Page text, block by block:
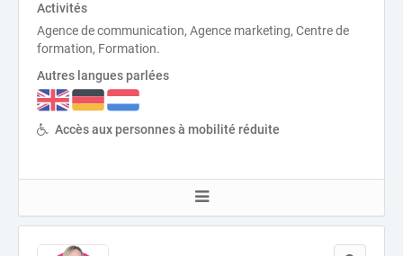
Activités
Agence de communication, Agence marketing, Centre de
formation, Formation.
Autres langues parlées
Accès aux personnes à mobilité réduite